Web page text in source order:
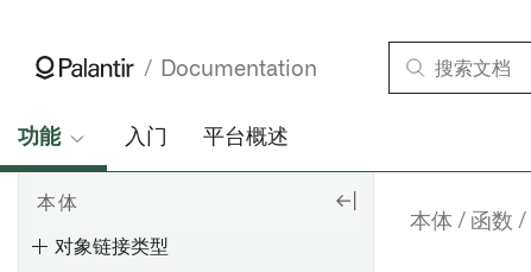
Documentation
功能 入门 平台概述
本体
核心概念
定义本体
本体
对象链接类型
本体 函数